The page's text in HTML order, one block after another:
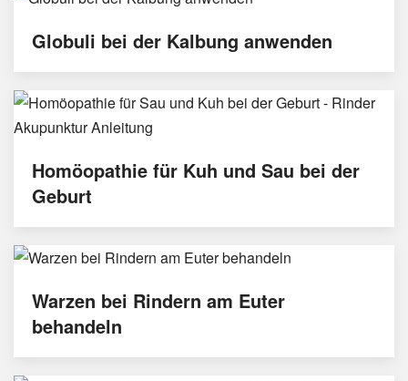
Globuli bei der Kalbung anwenden
Homöopathie für Kuh und Sau bei der
Geburt
Warzen bei Rindern am Euter
behandeln